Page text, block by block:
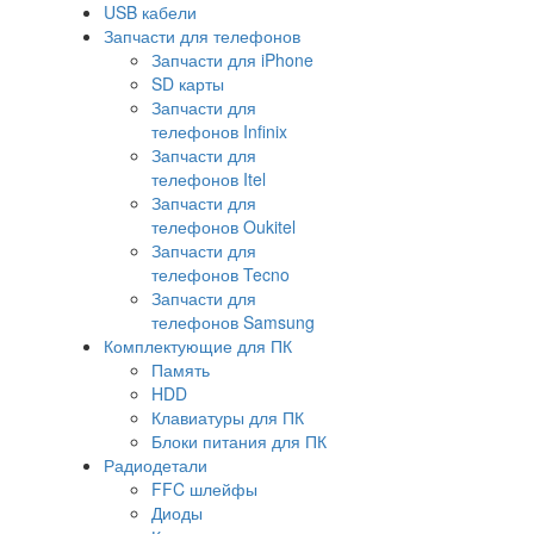
USB кабели
Запчасти для телефонов
Запчасти для iPhone
SD карты
Запчасти для
телефонов Infinix
Запчасти для
телефонов Itel
Запчасти для
телефонов Oukitel
Запчасти для
телефонов Tecno
Запчасти для
телефонов Samsung
Комплектующие для ПК
Память
HDD
Клавиатуры для ПК
Блоки питания для ПК
Радиодетали
FFC шлейфы
Диоды